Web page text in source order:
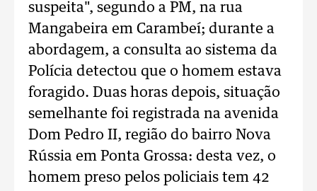
suspeita", segundo a PM, na rua
Mangabeira em Carambeí; durante a
abordagem, a consulta ao sistema da
Polícia detectou que o homem estava
foragido. Duas horas depois, situação
semelhante foi registrada na avenida
Dom Pedro II, região do bairro Nova
Rússia em Ponta Grossa: desta vez, o
homem preso pelos policiais tem 42